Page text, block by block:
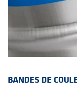
BANDES DE